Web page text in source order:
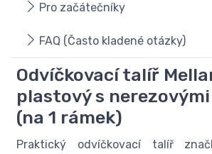
Pro začátečníky
FAQ (Často kladené otázky)
Odvíčkovací talíř
plastový s
(na 1 rámek)
Praktický odvíčkovací talíř